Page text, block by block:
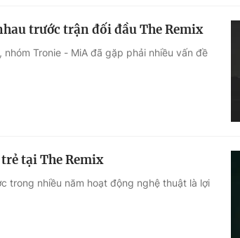
trước trận đối đầu The Remix
Tronie - MiA đã gặp phải nhiều vấn đề
tại The Remix
trong nhiều năm hoạt động nghệ thuật là lợi